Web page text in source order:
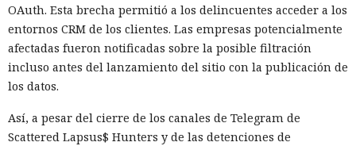
OAuth. Esta brecha permitió a los delincuentes acceder a los
entornos CRM de los clientes. Las empresas potencialmente
afectadas fueron notificadas sobre la posible filtración
incluso antes del lanzamiento del sitio con la publicación de
los datos.
Así, a pesar del cierre de los canales de Telegram de
Scattered Lapsus$ Hunters y de las detenciones de